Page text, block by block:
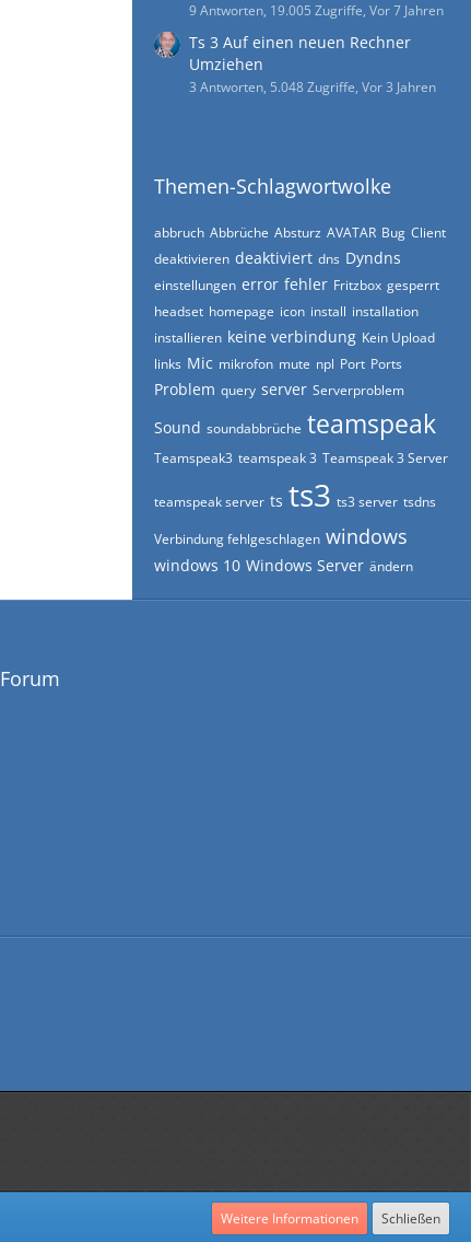
9 Antworten, 19.005 Zugriffe, Vor 7 Jahren
Ts 3 Auf einen neuen Rechner
Umziehen
3 Antworten, 5.048 Zugriffe, Vor 3 Jahren
Themen-Schlagwortwolke
abbruch Abbrüche Absturz AVATAR Bug Client
deaktivieren deaktiviert dns Dyndns
einstellungen error fehler Fritzbox gesperrt
headset homepage icon install installation
installieren keine verbindung Kein Upload
links Mic mikrofon mute npl Port Ports
Problem query server Serverproblem
Sound soundabbrüche teamspeak
Teamspeak3 teamspeak 3 Teamspeak 3 Server
teamspeak server ts ts3 ts3 server tsdns
Verbindung fehlgeschlagen windows
windows 10 Windows Server ändern
Weitere Informationen Schließen